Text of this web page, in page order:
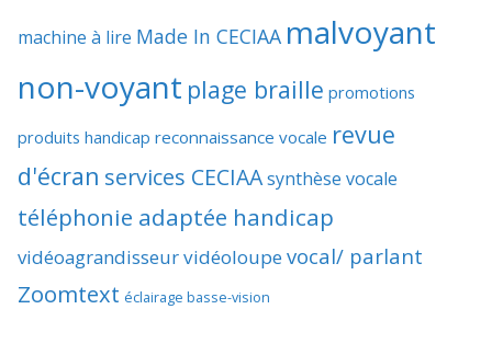
machine à lire Made In CECIAA malvoyant
non-voyant plage braille promotions
produits handicap reconnaissance vocale revue
d'écran services CECIAAsynthèse vocale
téléphonie adaptée handicap
vidéoagrandisseurvidéoloupevocal/ parlant
Zoomtext éclairage basse-vision